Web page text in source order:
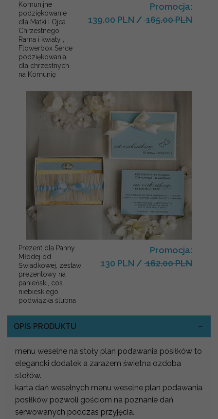
Komunijne
podziękowanie
dla Matki i Ojca
Chrzestnego
Rama i kwiaty ,
Flowerbox Serce
podziękowania
dla chrzestnych
na Komunię
Promocja:
139.00 PLN / 165.00 PLN
Prezent dla Panny
Młodej od
Świadkowej, zestaw
prezentowy na
panieński, cos
niebieskiego
podwiązka ślubna
Promocja:
130 PLN / 162.00 PLN
OPIS PRODUKTU
menu weselne na stoły plan podawania posiłków to
elegancki dodatek a zarazem świetna ozdoba
stołów.
karta dań weselnych menu weselne plan podawania
posiłków pozwoli gościom na poznanie dań
serwowanych podczas przyjęcia.